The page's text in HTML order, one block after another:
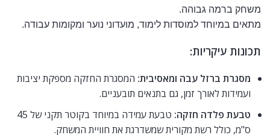
משחק ברמה גבוהה.
מתאים במיוחד למוסדות לימוד, מועדוני נוער ומקומות עבודה.
תכונות עיקריות:
מסגרת ברזל עבה ומאסיבית: המסגרת החזקה מספקת יציבות
ועמידות לאורך זמן, גם בתנאים תובעניים.
טבעת פלדה חזקה:
טבעת עמידה במיוחד בקוטר תקני של 45
ס"מ, כולל רשת מקורית שמשדרגת את חוויית המשחק.